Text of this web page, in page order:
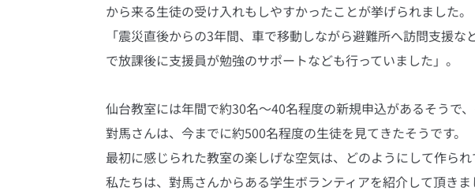
から来る生徒の受け入れもしやすかったことが挙げられました。
「震災直後からの3年間、車で移動しながら避難所へ訪問支援
で放課後に支援員が勉強のサポートなども行っていました」。
仙台教室には年間で約30名～40名程度の新規申込があるそうで
對馬さんは、今までに約500名程度の生徒を見てきたそうです。
最初に感じられた教室の楽しげな空気は、どのようにして作られ
私たちは、對馬さんからある学生ボランティアを紹介して頂きま